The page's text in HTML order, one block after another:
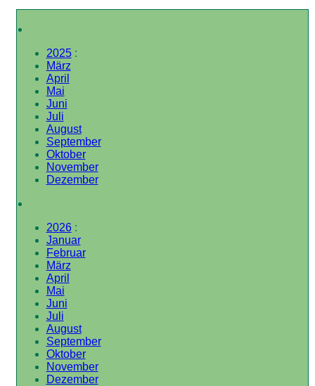
2025:
März
April
Mai
Juni
Juli
August
September
Oktober
November
Dezember
2026:
Januar
Februar
März
April
Mai
Juni
Juli
August
September
Oktober
November
Dezember